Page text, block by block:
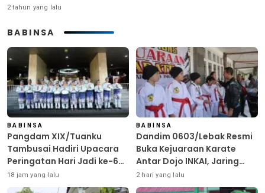
2 tahun yang lalu
BABINSA
BABINSA
Pangdam XIX/Tuanku
Tambusai Hadiri Upacara
Peringatan Hari Jadi ke-69
Provinsi Riau
18 jam yang lalu
BABINSA
Dandim 0603/Lebak Resmi
Buka Kejuaraan Karate
Antar Dojo INKAI, Jaring
Bibit Atlet Unggul Sambut
HUT ke-81 RI
2 hari yang lalu